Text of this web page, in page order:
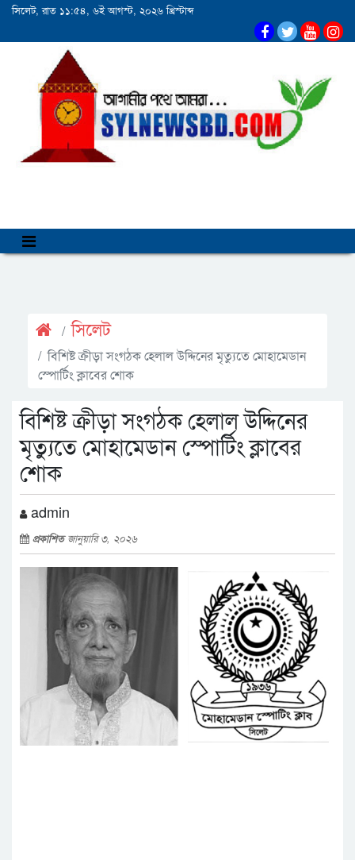
সিলেট, রাত ১১:৫৪, ৬ই আগস্ট, ২০২৬ খ্রিস্টাব্দ
সিলেট
বিশিষ্ট ক্রীড়া সংগঠক হেলাল উদ্দিনের মৃত্যুতে মোহামেডান
স্পোর্টিং ক্লাবের শোক
বিশিষ্ট ক্রীড়া সংগঠক হেলাল উদ্দিনের
মৃত্যুতে মোহামেডান স্পোর্টিং ক্লাবের
শোক
admin
প্রকাশিতজানুয়ারি ৩, ২০২৬